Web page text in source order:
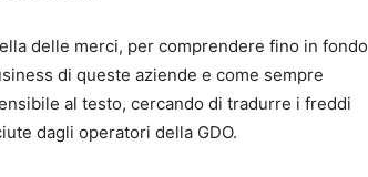
delle merci, per comprendere fino in fondo
di queste aziende e come sempre
al testo, cercando di tradurre i freddi
dagli operatori della GDO.